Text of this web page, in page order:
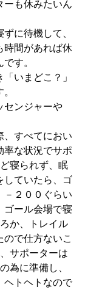
ーも休みたいん
に待機して、
時間があれば休
す。
いまどこ？」
センジャーや
、すべてにおい
率な状況でサポ
寝られず、眠
していたら、ゴ
－２００ぐらい
ゴール会場で寝
か、トレイル
で仕方ないこ
サポーターは
為に準備し、
ヘトヘトなので